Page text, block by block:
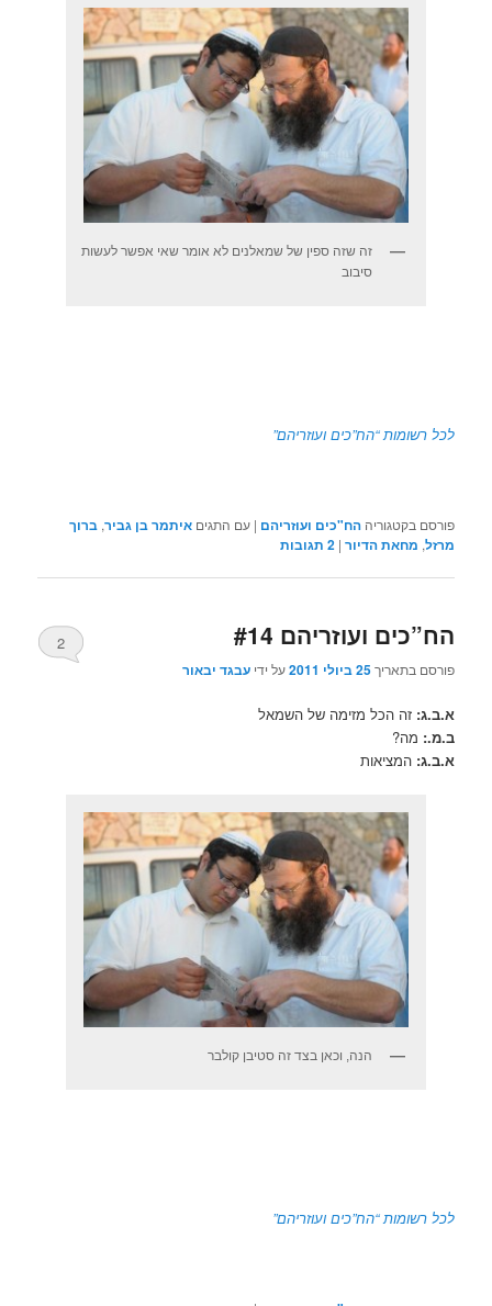
זה שזה ספין של שמאלנים לא אומר שאי אפשר לעשות
סיבוב
לכל רשומות “הח”כים ועוזריהם”
פורסם בקטגוריה הח"כים ועוזריהם |עם התגים איתמר בן גביר,ברוך
מרזל, מחאת הדיור |
2 תגובות
הח”כים ועוזריהם #14
פורסם בתאריך25 ביולי 2011 על ידיעבגד יבאור
2
א.ב.ג:זה הכל מזימה של השמאל
ב.מ.: מה?
א.ב.ג: המציאות
הנה, וכאן בצד זה סטיבן קולבר
לכל רשומות “הח”כים ועוזריהם”